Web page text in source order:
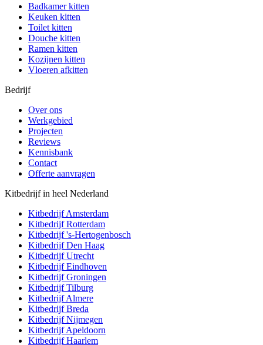
Badkamer kitten
Keuken kitten
Toilet kitten
Douche kitten
Ramen kitten
Kozijnen kitten
Vloeren afkitten
Bedrijf
Over ons
Werkgebied
Projecten
Reviews
Kennisbank
Contact
Offerte aanvragen
Kitbedrijf in heel Nederland
KitbedrijfAmsterdam
KitbedrijfRotterdam
Kitbedrijf's-Hertogenbosch
KitbedrijfDen Haag
KitbedrijfUtrecht
KitbedrijfEindhoven
KitbedrijfGroningen
KitbedrijfTilburg
KitbedrijfAlmere
KitbedrijfBreda
KitbedrijfNijmegen
KitbedrijfApeldoorn
KitbedrijfHaarlem